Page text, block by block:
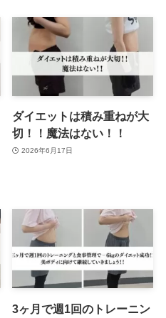
ダイエットは積み重ねが大
切！！魔法はない！！
2026年6月17日
3ヶ月で週1回のトレーニン